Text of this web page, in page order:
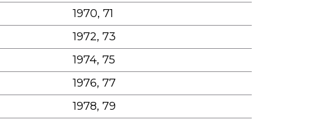
1970, 71
1972, 73
1974, 75
1976, 77
1978, 79